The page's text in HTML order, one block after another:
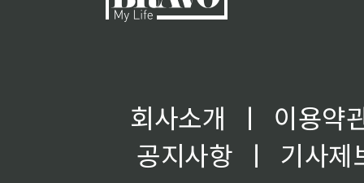
회사소개 ㅣ
이용약
공지사항
ㅣ
기사제